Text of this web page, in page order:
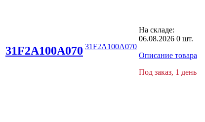
31F2A100A070 31F2A100A070
На складе:
06.08.2026 0 шт.
Описание товара
Под заказ, 1 день